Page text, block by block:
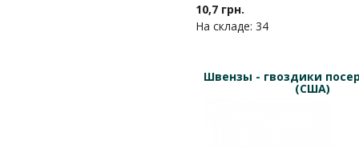
10,7 грн.
На складе: 34
Швензы - гвоздики
(США)